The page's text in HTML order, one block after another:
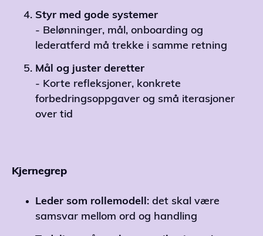
Styr med gode systemer
- Belønninger, mål, onboarding og
lederatferd må trekke i samme retning
Mål og juster deretter
- Korte refleksjoner, konkrete
forbedringsoppgaver og små iterasjoner
over tid
Kjernegrep
Leder som rollemodell: det skal være
samsvar mellom ord og handling